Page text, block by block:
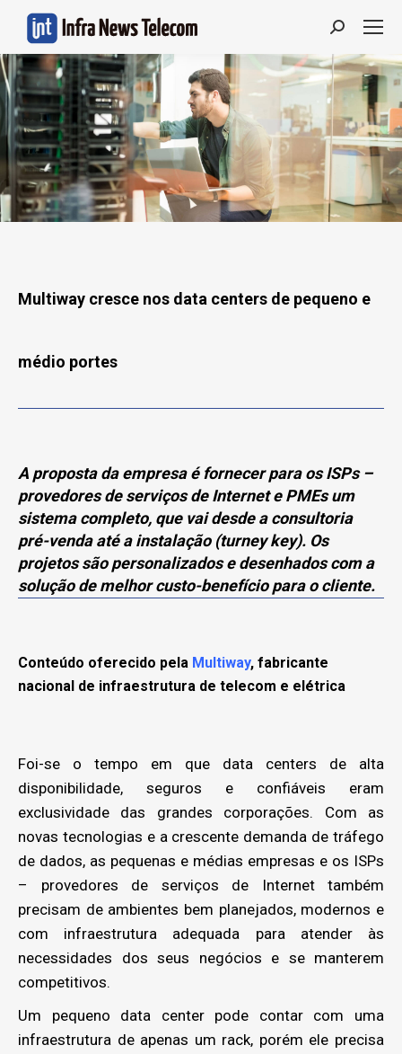
Search:
Multiway cresce nos data centers de pequeno e
médio portes
A proposta da empresa é fornecer para os ISPs –
provedores de serviços de Internet e PMEs um
sistema completo, que vai desde a consultoria
pré-venda até a instalação (turney key). Os
projetos são personalizados e desenhados com a
solução de melhor custo-benefício para o cliente.
Conteúdo oferecido pela Multiway, fabricante
nacional de infraestrutura de telecom e elétrica
Foi-se o tempo em que data centers de alta
disponibilidade, seguros e confiáveis eram
exclusividade das grandes corporações. Com as
novas tecnologias e a crescente demanda de tráfego
de dados, as pequenas e médias empresas e os ISPs
– provedores de serviços de Internet também
precisam de ambientes bem planejados, modernos e
com infraestrutura adequada para atender às
necessidades dos seus negócios e se manterem
competitivos.
Um pequeno data center pode contar com uma
infraestrutura de apenas um rack, porém ele precisa